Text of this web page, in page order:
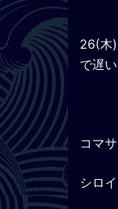
26(木
で遅
コマ
シロ